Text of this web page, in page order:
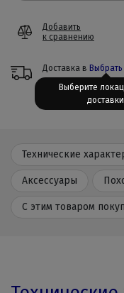
Добавить
к сравнению
Доставка в Выбрать
Технические
Аксессуары
С этим товаром
Выберите
доставки